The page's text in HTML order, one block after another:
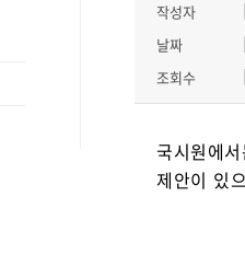
작성자
날짜
조회수
국시원에
제안이 있